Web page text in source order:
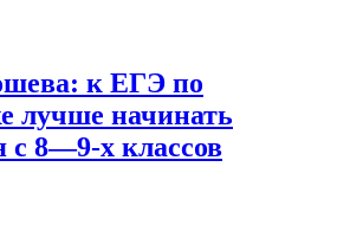
к ЕГЭ по
лучше начинать
с 8—9-х классов